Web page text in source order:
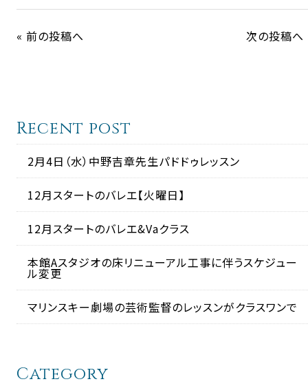
« 前の投稿へ 次の投稿へ
Recent post
2月4日（水）中野吉章先生パドドゥレッスン
12月スタートのバレエ【火曜日】
12月スタートのバレエ&Vaクラス
本館Aスタジオの床リニューアル工事に伴うスケジュー
ル変更
マリンスキー劇場の芸術監督のレッスンがクラスワンで
Category